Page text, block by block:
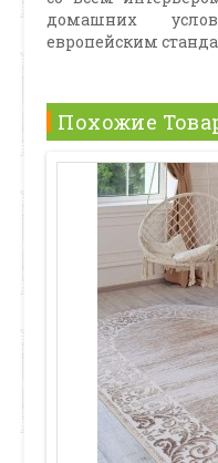
домашних
европейским
Похожие